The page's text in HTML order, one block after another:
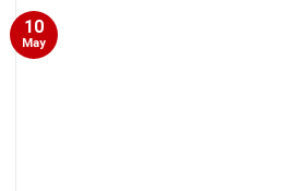
10
May